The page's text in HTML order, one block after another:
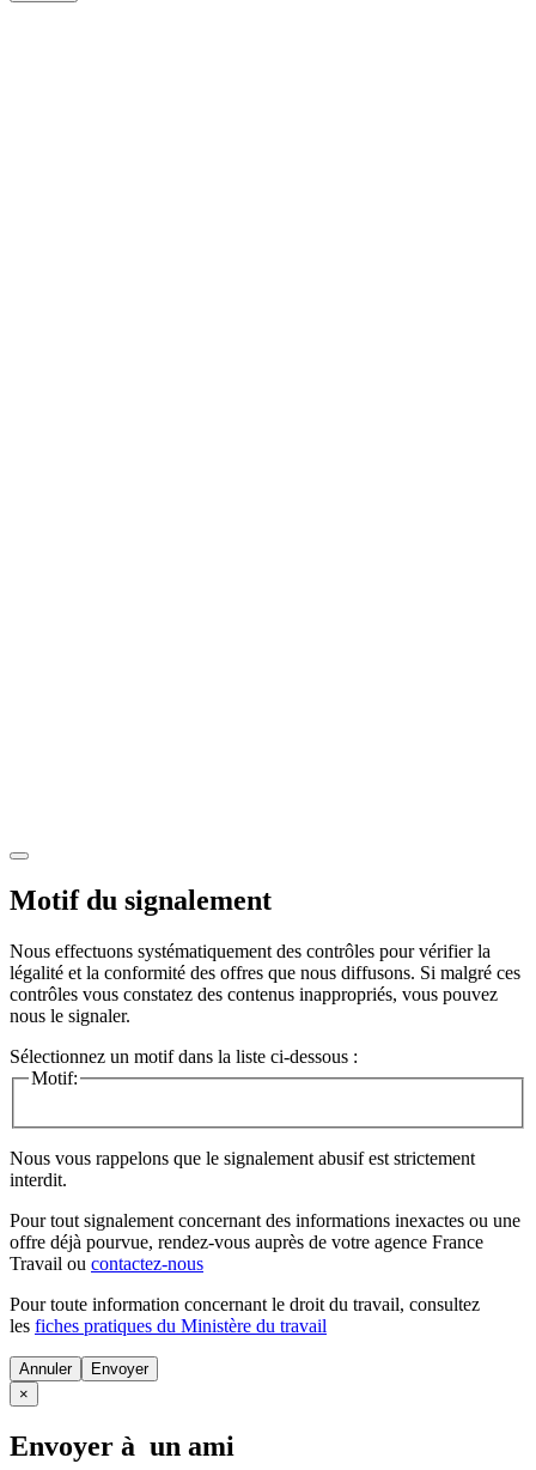
Motif du signalement
Nous effectuons systématiquement des contrôles pour vérifier la
légalité et la conformité des offres que nous diffusons. Si malgré ces
contrôles vous constatez des contenus inappropriés, vous pouvez
nous le signaler.
Sélectionnez un motif dans la liste ci-dessous :
Motif:
Nous vous rappelons que le signalement abusif est strictement
interdit.
Pour tout signalement concernant des informations inexactes ou une
offre déjà pourvue, rendez-vous auprès de votre agence France
Travail ou contactez-nous
Pour toute information concernant le droit du travail, consultez
les fiches pratiques du Ministère du travail
Annuler
×
Envoyer à un ami